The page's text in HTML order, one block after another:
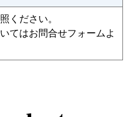
ください。
てはお問合せフォームよ